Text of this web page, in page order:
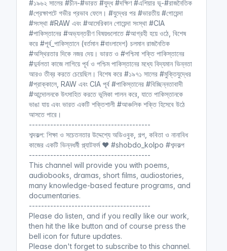
যে ৭টি গোপন দফা ছিল ভারতের পাকিস্তান
থেকে বাংলাদেশকে আলাদা করার জন্য
(বাংলাদেশের স্বাধীনতা যুদ্ধে র এবং সিআইএ :
মাসুদুল হক)
Shobdo Kolpo
বাংলাদেশের স্বাধীনতা যুদ্ধে র এবং সিআইএ
মাসুদুল হক
মার্কিন প্রশাসন যে কারণে স্বাধীন বাংলাদেশ
এর বিপক্ষে ছিল (বাংলাদেশের স্বাধীনতা যুদ্ধে র
এবং সিআইএ : মাসুদুল হক)
Shobdo Kolpo
বাংলাদেশের স্বাধীনতা যুদ্ধে র এবং সিআইএ
স্বাধীন বাংলাদেশের পরিকল্পনায় কেনো ভেটো
দিয়েছিলেন মুজিব! (বাংলাদেশের স্বাধীনতা যুদ্ধে র
#১৯৬২ সালের #চীন-#ভারত #যুদ্ধ #দক্ষিণ #এশিয়ার ভূ-#রাজনৈতিক
#প্রেক্ষাপটে গভীর প্রভাব ফেলে। #যুদ্ধের পর #ভারতীয় #গোয়েন্দা
#সংস্থা #RAW এবং #আমেরিকান গোয়েন্দা সংস্থা #CIA
#পাকিস্তানের #অভ্যন্তরীণ বিষয়গুলোতে #আগ্রহী হয়ে ওঠে, বিশেষ
করে #পূর্ব_পাকিস্তানে (বর্তমান #বাংলাদেশ) চলমান রাজনৈতিক
#অস্থিরতার দিকে নজর দেয়। ভারত ও #পশ্চিমা শক্তি পাকিস্তানের
#দুর্বলতা কাজে লাগিয়ে পূর্ব ও পশ্চিম পাকিস্তানের মধ্যে বিদ্যমান ভিন্নতা
আরও তীব্র করতে চেয়েছিল। বিশেষ করে #১৯৭১ সালের #মুক্তিযুদ্ধের
#প্রাক্কালে, RAW এবং CIA পূর্ব #পাকিস্তানের #বিচ্ছিন্নতাবাদী
#আন্দোলনকে উৎসাহিত করতে ভূমিকা পালন করে, যাতে পাকিস্তানকে
ভাঙা যায় এবং ভারত একটি শক্তিশালী #আঞ্চলিক শক্তি হিসেবে উঠে
আসতে পারে।
----------------------------------------
শব্দকল্প: শিক্ষা ও সচেতনতার উদ্দেশ্যে অডিওবুক, গল্প, কবিতা ও নানাবিধ
কাজের একটি ভিন্নধর্মী প্ল্যাটফর্ম ❤️ #shobdo_kolpo #শব্দকল্প
----------------------------------------
This channel will provide you with poems,
audiobooks, dramas, short films, audiostories,
many knowledge-based feature programs, and
documentaries.
----------------------------------------
Please do listen, and if you really like our work,
then hit the like button and of course press the
bell icon for future updates.
Please don't forget to subscribe to this channel.